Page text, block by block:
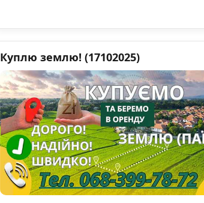
Куплю землю! (17102025)